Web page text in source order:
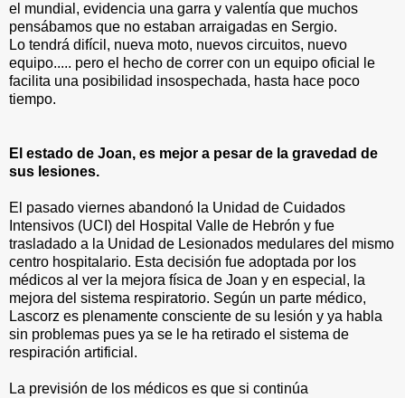
el mundial, evidencia una garra y valentía que muchos
pensábamos que no estaban arraigadas en Sergio.
Lo tendrá difícil, nueva moto, nuevos circuitos, nuevo
equipo..... pero el hecho de correr con un equipo oficial le
facilita una posibilidad insospechada, hasta hace poco
tiempo.
El estado de Joan, es mejor a pesar de la gravedad de
sus lesiones.
El pasado viernes abandonó la Unidad de Cuidados
Intensivos (UCI) del Hospital Valle de Hebrón y fue
trasladado a la Unidad de Lesionados medulares del mismo
centro hospitalario. Esta decisión fue adoptada por los
médicos al ver la mejora física de Joan y en especial, la
mejora del sistema respiratorio. Según un parte médico,
Lascorz es plenamente consciente de su lesión y ya habla
sin problemas pues ya se le ha retirado el sistema de
respiración artificial.
La previsión de los médicos es que si continúa